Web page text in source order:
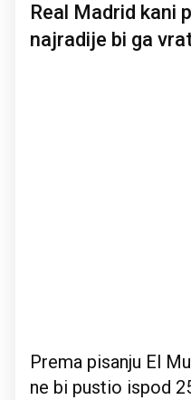
Real Madrid kani
najradije bi ga
Prema pisanju El
ne bi pustio ispod